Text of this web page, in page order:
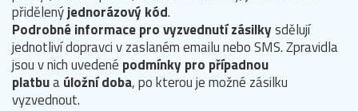
přidělenýjednorázový kód.
Podrobné informace pro vyzvednutí zásilkysdělují
jednotliví dopravci v zaslaném emailu nebo SMS. Zpravidla
jsou v nich uvedené podmínky pro případnou
platbuaúložní doba, po kterou je možné zásilku
vyzvednout.